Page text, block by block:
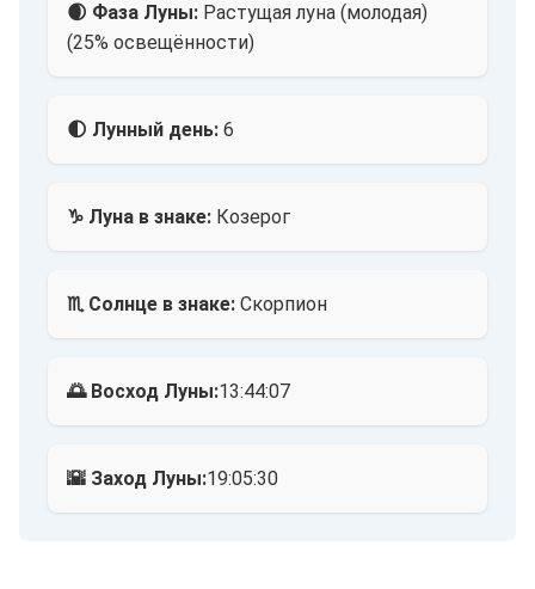
🌒 Фаза Луны: Растущая луна (молодая)
(25% освещённости)
🌓 Лунный день: 6
♑ Луна в знаке: Козерог
♏ Солнце в знаке: Скорпион
🌅 Восход Луны:13:44:07
🌇 Заход Луны:19:05:30